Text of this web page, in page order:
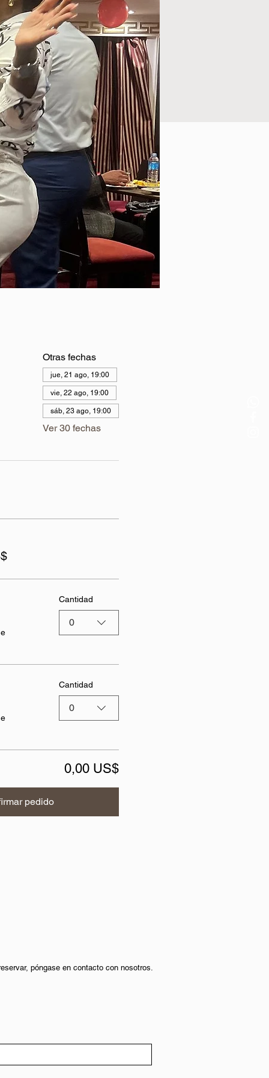
Otras fechas
jue, 21 ago, 19:00
vie, 22 ago, 19:00
sáb, 23 ago, 19:00
Ver 30 fechas
Cantidad
0
Cantidad
0
0,00 US$
pedido
póngase en contacto con nosotros.